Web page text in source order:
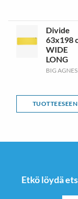
Divide
63x198
WIDE
LONG
BIG AGNES
TUOTTEESEEN
Etkö löydä